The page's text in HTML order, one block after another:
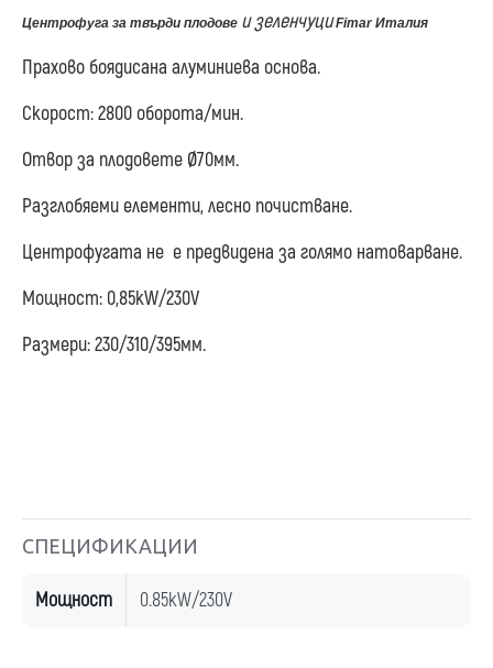
Центрофуга за твърди плодове и зеленчуциFimar Италия
Прахово боядисана алуминиева основа.
Скорост: 2800 оборота/мин.
Отвор за плодовете Ø70мм.
Разглобяеми елементи, лесно почистване.
Центрофугата не е предвидена за голямо натоварване.
Мощност: 0,85kW/230V
Размери: 230/310/395мм.
СПЕЦИФИКАЦИИ
Мощност 0.85kW/230V